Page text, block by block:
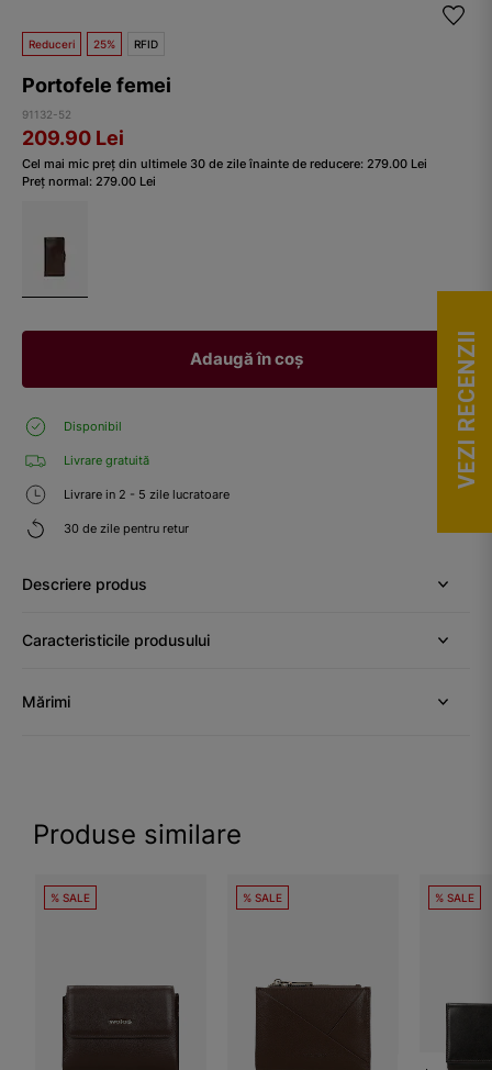
Reduceri 25% RFID
Portofele femei
91132-52
209.90 Lei
Cel mai mic preț din ultimele 30 de zile înainte de reducere: 279.00 Lei
Preț normal: 279.00 Lei
Adaugă în coș
Disponibil
Livrare gratuită
Livrare in 2 - 5 zile lucratoare
30 de zile pentru retur
Descriere produs
Caracteristicile produsului
Mărimi
Produse similare
% SALE % SALE % SALE
VEZI RECENZII